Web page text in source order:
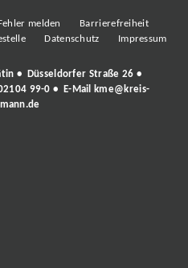
Fehler melden
Barrierefreiheit
Datenschutz Impressum
• Düsseldorfer Straße 26 •
99-0 • E-Mail
kme@kreis-